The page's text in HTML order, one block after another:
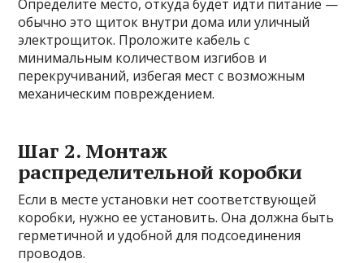
Определите место, откуда будет идти питание —
обычно это щиток внутри дома или уличный
электрощиток. Проложите кабель с
минимальным количеством изгибов и
перекручиваний, избегая мест с возможным
механическим повреждением.
Шаг 2. Монтаж
распределительной коробки
Если в месте установки нет соответствующей
коробки, нужно ее установить. Она должна быть
герметичной и удобной для подсоединения
проводов.